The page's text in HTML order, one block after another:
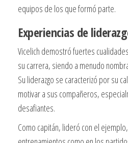
equipos de los que formó parte.
Experiencias de
Vicelich demostró fuertes
su carrera, siendo a menudo
Su liderazgo se caracterizó por su
motivar a sus compañeros,
desafiantes.
Como capitán, lideró con el